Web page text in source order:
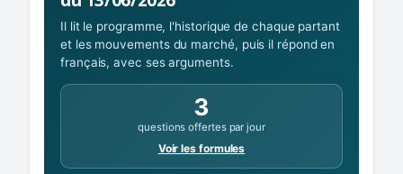
Il lit le programme, l'historique de chaque partant
et les mouvements du marché, puis il répond en
français, avec ses arguments.
3
questions offertes par jour
Voir les formules